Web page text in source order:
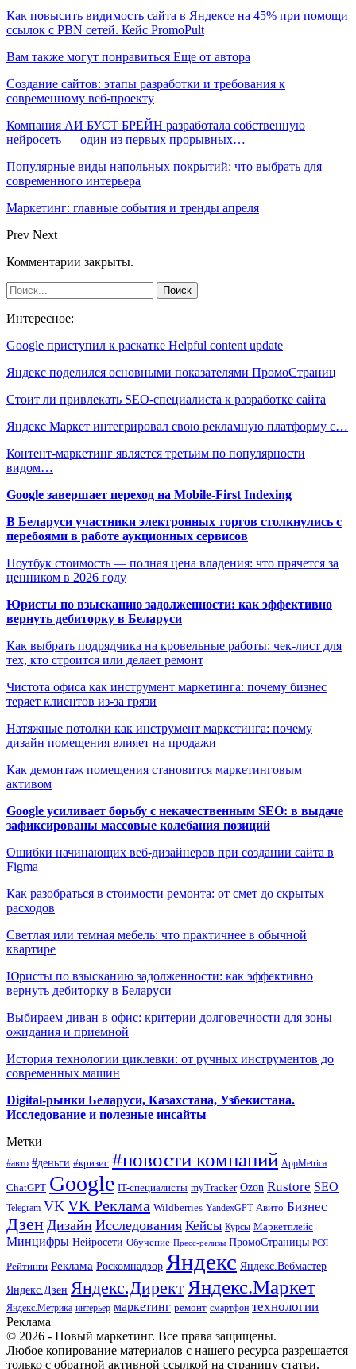
Как повысить видимость сайта в Яндексе на 45% при помощи
ссылок c PBN сетей. Кейс PromoPult
Вам также могут понравиться Еще от автора
Создание сайтов: этапы разработки и требования к
современному веб-проекту
Компания АИ БУСТ БРЕЙН разработала собственную
нейросеть — один из первых прорывных…
Популярные виды напольных покрытий: что выбрать для
современного интерьера
Маркетинг: главные события и тренды апреля
Prev Next
Комментарии закрыты.
Интересное:
Google приступил к раскатке Helpful content update
Яндекс поделился основными показателями ПромоСтраниц
Стоит ли привлекать SEO-специалиста к разработке сайта
Яндекс Маркет интегрировал свою рекламную платформу с…
Контент-маркетинг является третьим по популярности
видом…
Google завершает переход на Mobile-First Indexing
В Беларуси участники электронных торгов столкнулись с
перебоями в работе аукционных сервисов
Ноутбук стоимость — полная цена владения: что прячется за
ценником в 2026 году
Юристы по взысканию задолженности: как эффективно
вернуть дебиторку в Беларуси
Как выбрать подрядчика на кровельные работы: чек-лист для
тех, кто строится или делает ремонт
Чистота офиса как инструмент маркетинга: почему бизнес
теряет клиентов из-за грязи
Натяжные потолки как инструмент маркетинга: почему
дизайн помещения влияет на продажи
Как демонтаж помещения становится маркетинговым
активом
Google усиливает борьбу с некачественным SEO: в выдаче
зафиксированы массовые колебания позиций
Ошибки начинающих веб-дизайнеров при создании сайта в
Figma
Как разобраться в стоимости ремонта: от смет до скрытых
расходов
Светлая или темная мебель: что практичнее в обычной
квартире
Юристы по взысканию задолженности: как эффективно
вернуть дебиторку в Беларуси
Выбираем диван в офис: критерии долговечности для зоны
ожидания и приемной
История технологии циклевки: от ручных инструментов до
современных машин
Digital-рынки Беларуси, Казахстана, Узбекистана.
Исследование и полезные инсайты
Метки
#авто #деньги #кризис #новости компаний AppMetrica
ChatGPT Google IT-специалисты myTracker Ozon Rustore SEO
Telegram VK VK Реклама Wildberries YandexGPT Авито Бизнес
Дзен Дизайн Исследования Кейсы Курсы Маркетплейс
Минцифры Нейросети Обучение Пресс-релизы ПромоСтраницы РСЯ
Рейтинги Реклама Роскомнадзор Яндекс Яндекс.Вебмастер
Яндекс.Дзен Яндекс.ДиректЯндекс.Маркет
Яндекс.Метрика интерьер маркетинг ремонт смартфон технологии
Реклама
© 2026 - Новый маркетинг. Все права защищены.
Любое копирование материалов с нашего ресурса разрешается
только с обратной активной ссылкой на страницу статьи.